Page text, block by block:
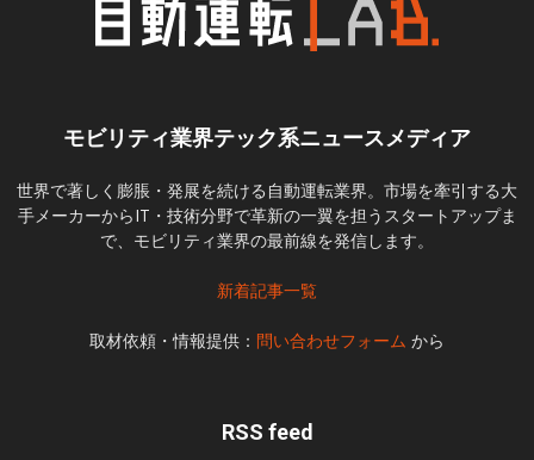
モビリティ業界テック系ニュースメディア
世界で著しく膨脹・発展を続ける自動運転業界。市場を牽引する大
手メーカーからIT・技術分野で革新の一翼を担うスタートアップま
で、モビリティ業界の最前線を発信します。
新着記事一覧
取材依頼・情報提供： 問い合わせフォーム から
RSS feed